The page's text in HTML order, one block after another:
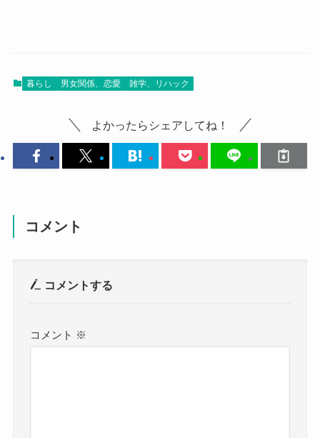
暮らし 男女関係、恋愛 雑学、リハック
よかったらシェアしてね！
コメント
コメントする
コメント ※